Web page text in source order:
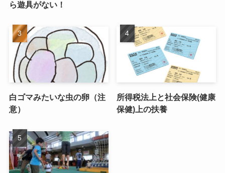
ら遊具がない！
白ゴマみたいな虫の卵（注
意）
所得税法上と社会保険(健康
保健)上の扶養